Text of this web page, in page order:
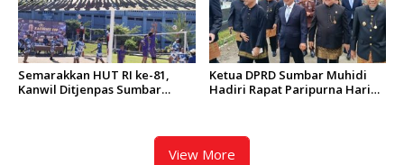
Semarakkan HUT RI ke-81,
Kanwil Ditjenpas Sumbar
Ketua DPRD Sumbar Muhidi
Hadiri Rapat Paripurna Hari
View More